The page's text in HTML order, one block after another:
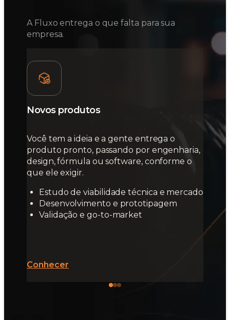
A Fluxo entrega o que falta para sua
empresa.
Novos produtos
Você tem a ideia e a gente entrega o
produto pronto, passando por engenharia,
design, fórmula ou software, conforme o
que ele exigir.
Estudo de viabilidade técnica e mercado
Desenvolvimento e prototipagem
Validação e go-to-market
Conhecer